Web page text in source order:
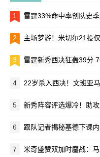
1 雷霆33%命中率创队史
2 主场梦游！米切尔21投
3 雷霆新秀西决狂轰39分
4 22岁杀入西决！文班亚马
5 新秀阵容评选爆冷！助
6 跟队记者揭秘基德下课
7 米奇盛赞双加时鏖战：马